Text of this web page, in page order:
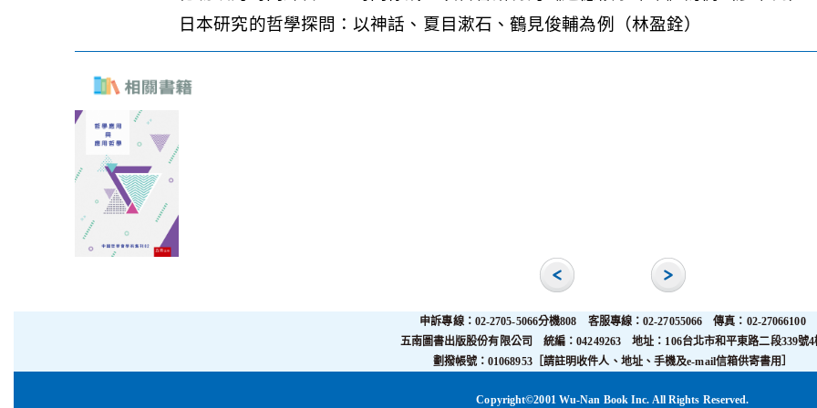
日本研究的哲學探問：以神話、夏目漱石、鶴見俊輔為例（林盈銓）
申訴專線：02-2705-5066分機808 客服專線：02-27055066 傳真：02-27066100
五南圖書出版股份有限公司 統編：04249263 地址：106台北市和平東路二段339號4
劃撥帳號：01068953［請註明收件人、地址、手機及e-mail信箱供寄書用］
Copyright©2001 Wu-Nan Book Inc. All Rights Reserved.